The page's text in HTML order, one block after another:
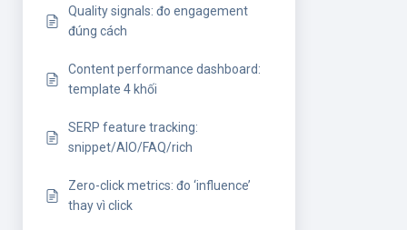
Quality signals: đo engagement
đúng cách
Content performance dashboard:
template 4 khối
SERP feature tracking:
snippet/AIO/FAQ/rich
Zero-click metrics: đo ‘influence’
thay vì click